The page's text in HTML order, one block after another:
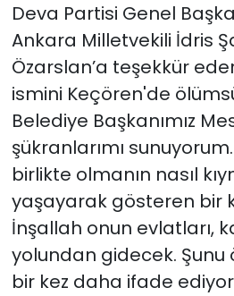
Deva Partisi Genel
Ankara Milletvekili İdris
Özarslan’a teşekkür
ismini Keçören'de
Belediye Başkanımız
şükranlarımı
birlikte olmanın nasıl
yaşayarak gösteren bir
İnşallah onun evlatları,
yolundan gidecek. Şunu
bir kez daha ifade